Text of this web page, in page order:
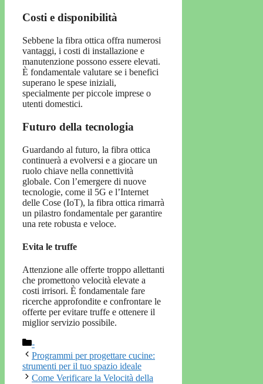
Costi e disponibilità
Sebbene la fibra ottica offra numerosi
vantaggi, i costi di installazione e
manutenzione possono essere elevati.
È fondamentale valutare se i benefici
superano le spese iniziali,
specialmente per piccole imprese o
utenti domestici.
Futuro della tecnologia
Guardando al futuro, la fibra ottica
continuerà a evolversi e a giocare un
ruolo chiave nella connettività
globale. Con l’emergere di nuove
tecnologie, come il 5G e l’Internet
delle Cose (IoT), la fibra ottica rimarrà
un pilastro fondamentale per garantire
una rete robusta e veloce.
Evita le truffe
Attenzione alle offerte troppo allettanti
che promettono velocità elevate a
costi irrisori. È fondamentale fare
ricerche approfondite e confrontare le
offerte per evitare truffe e ottenere il
miglior servizio possibile.
Categorie
-
Programmi per progettare cucine:
strumenti per il tuo spazio ideale
Come Verificare la Velocità della